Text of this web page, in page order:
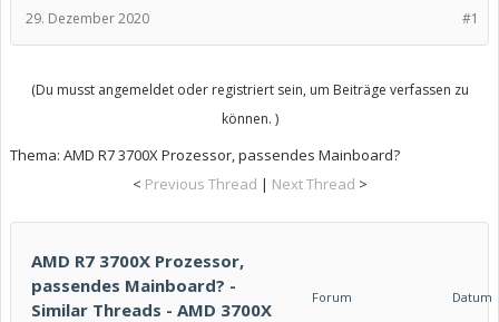
#1
29. Dezember 2020
(Du musst angemeldet oder registriert sein, um Beiträge verfassen zu
können. )
Thema: AMD R7 3700X Prozessor, passendes Mainboard?
< Previous Thread | Next Thread >
AMD R7 3700X Prozessor,
passendes Mainboard? -
Similar Threads - AMD 3700X
Forum Datum